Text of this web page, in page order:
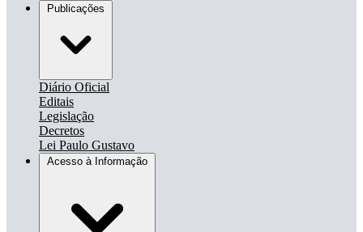
Publicações
Diário Oficial
Editais
Legislação
Decretos
Lei Paulo Gustavo
Acesso à Informação